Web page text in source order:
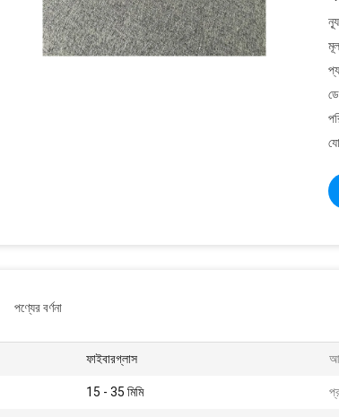
পণ্যের বর্ণনা
ফাইবারগ্লাস
15 - 35 মিমি